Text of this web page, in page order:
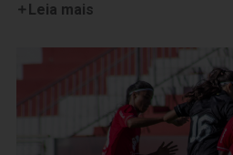
Leia mais